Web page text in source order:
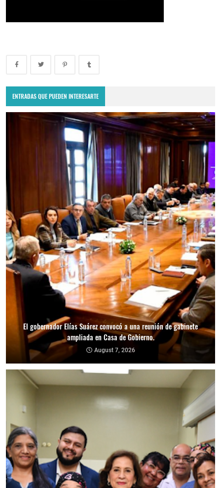
ENTRADAS QUE PUEDEN INTERESARTE
El gobernador Elías Suárez convocó a una reunión de gabinete
ampliada en Casa de Gobierno.
August 7, 2026